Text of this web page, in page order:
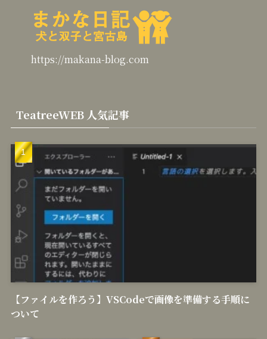
https://makana-blog.com
TeatreeWEB 人気記事
【ファイルを作ろう】VSCodeで画像を準備する手順に
ついて